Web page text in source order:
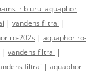
ir biurui aquaphor
| vandens filtrai |
ro-202s | aquaphor ro-
| vandens filtrai |
filtrai | aquaphor